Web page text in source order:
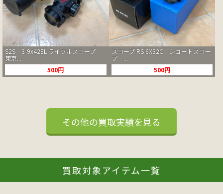
S2S 3-9x42EL ライフルスコープ
東京...
500円
スコープ RS 6X32C ショートスコー
プ ...
500円
その他の買取実績を見る
買取対象アイテム一覧